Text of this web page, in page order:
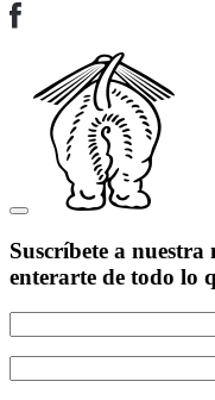
Suscríbete a nuestra
enterarte de todo lo